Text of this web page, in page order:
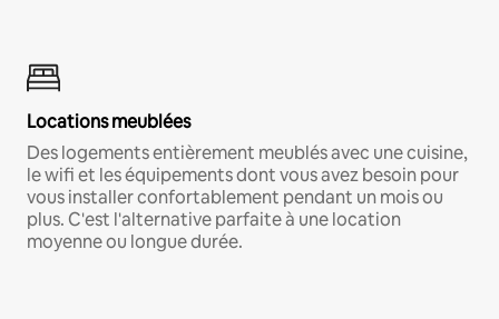
Locations meublées
Des logements entièrement meublés avec une cuisine,
le wifi et les équipements dont vous avez besoin pour
vous installer confortablement pendant un mois ou
plus. C'est l'alternative parfaite à une location
moyenne ou longue durée.